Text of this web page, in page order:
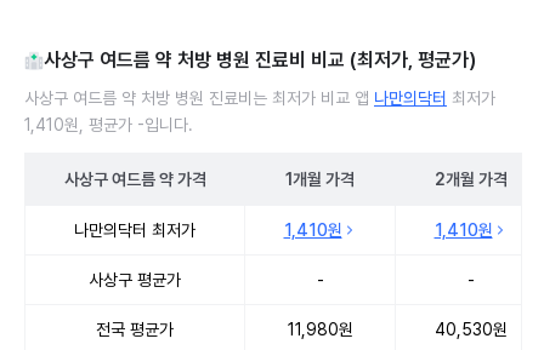
사상구 여드름 약 처방 병원 진료비 비교 (최저가, 평균가)
사상구 여드름 약 처방 병원 진료비는 최저가 비교 앱 나만의닥터 최저가
1,410원, 평균가 -입니다.
사상구 여드름 약가격 1개월 가격 2개월 가격
나만의닥터 최저가 1,410원 1,410원
사상구 평균가 - -
전국 평균가 11,980원 40,530원